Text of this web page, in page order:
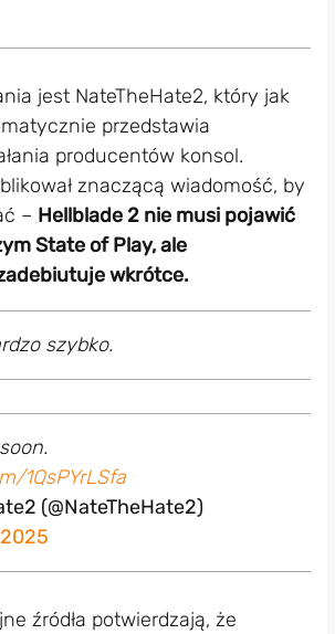
jest NateTheHate2, który jak
przedstawia
producentów konsol.
znaczącą wiadomość, by
– Hellblade 2 nie musi pojawić
State of Play, ale
wkrótce.
szybko.
1QsPYrLSfa
(@NateTheHate2)
źródła potwierdzają, że